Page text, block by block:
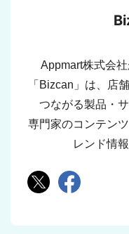
Appmart株式会
「Bizcan」は、店
つながる製品・
専門家のコンテン
レンド情